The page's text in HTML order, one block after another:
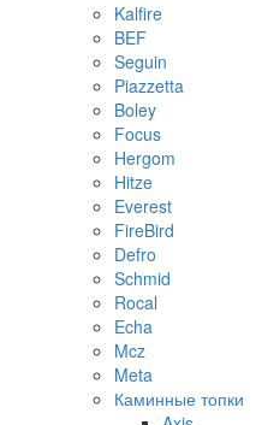
Kalfire
BEF
Seguin
Piazzetta
Boley
Focus
Hergom
Hitze
Everest
FireBird
Defro
Schmid
Rocal
Echa
Mcz
Meta
Каминные топки